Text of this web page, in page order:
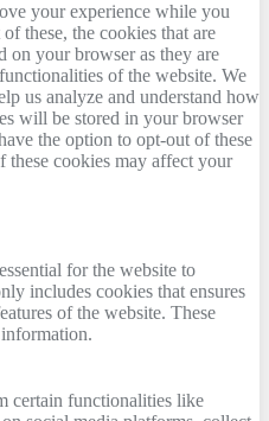
your experience while you
these, the cookies that are
on your browser as they are
of the website. We
us analyze and understand how
will be stored in your browser
the option to opt-out of these
cookies may affect your
for the website to
includes cookies that ensures
of the website. These
certain functionalities like